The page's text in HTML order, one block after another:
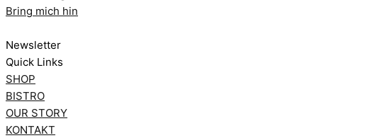
Bring mich hin
Newsletter
Quick Links
SHOP
BISTRO
OUR STORY
KONTAKT